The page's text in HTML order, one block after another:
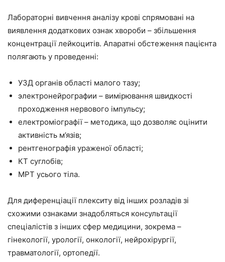
Лабораторні вивчення аналізу крові спрямовані на
виявлення додаткових ознак хвороби – збільшення
концентрації лейкоцитів. Апаратні обстеження пацієнта
полягають у проведенні:
УЗД органів області малого тазу;
электронейрографии – вимірювання швидкості
проходження нервового імпульсу;
електроміографії – методика, що дозволяє оцінити
активність м’язів;
рентгенографія ураженої області;
КТ суглобів;
МРТ усього тіла.
Для диференціації плекситу від інших розладів зі
схожими ознаками знадобляться консультації
спеціалістів з інших сфер медицини, зокрема –
гінекології, урології, онкології, нейрохірургії,
травматології, ортопедії.